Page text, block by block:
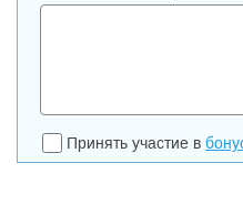
Принять участие в